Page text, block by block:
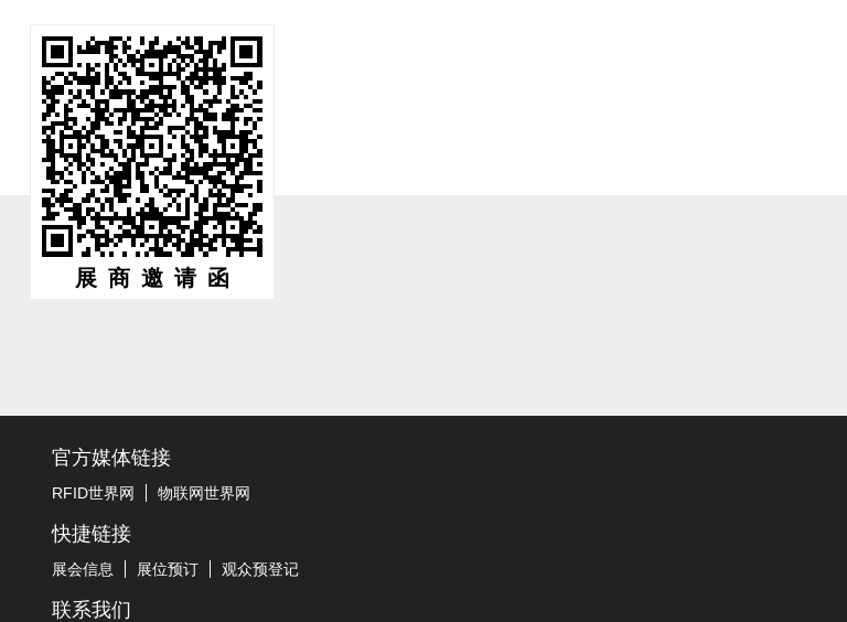
展商邀请函
官方媒体链接
RFID世界网 物联网世界网
快捷链接
展会信息 展位预订 观众预登记
联系我们